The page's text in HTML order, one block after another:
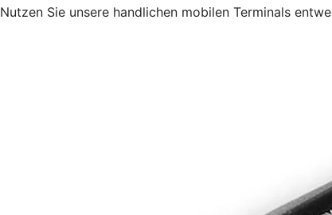
Nutzen Sie unsere handlichen mobilen Terminals